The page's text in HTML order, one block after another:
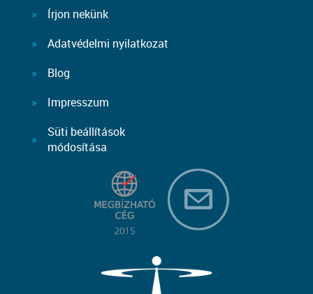
Írjon nekünk
Adatvédelmi nyilatkozat
Blog
Impresszum
Süti beállítások
módosítása